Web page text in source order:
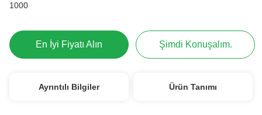
1000
En İyi Fiyatı Alın Şimdi Konuşalım.
Ayrıntılı Bilgiler Ürün Tanımı